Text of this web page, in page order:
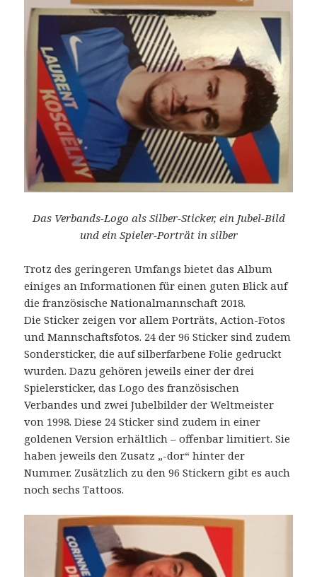
Das Verbands-Logo als Silber-Sticker, ein Jubel-Bild
und ein Spieler-Porträt in silber
Trotz des geringeren Umfangs bietet das Album
einiges an Informationen für einen guten Blick auf
die französische Nationalmannschaft 2018.
Die Sticker zeigen vor allem Porträts, Action-Fotos
und Mannschaftsfotos. 24 der 96 Sticker sind zudem
Sondersticker, die auf silberfarbene Folie gedruckt
wurden. Dazu gehören jeweils einer der drei
Spielersticker, das Logo des französischen
Verbandes und zwei Jubelbilder der Weltmeister
von 1998. Diese 24 Sticker sind zudem in einer
goldenen Version erhältlich – offenbar limitiert. Sie
haben jeweils den Zusatz „-dor“ hinter der
Nummer. Zusätzlich zu den 96 Stickern gibt es auch
noch sechs Tattoos.